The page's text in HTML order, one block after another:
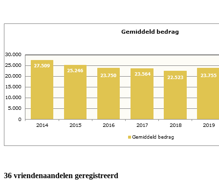
36 vriendenaandelen geregistreerd